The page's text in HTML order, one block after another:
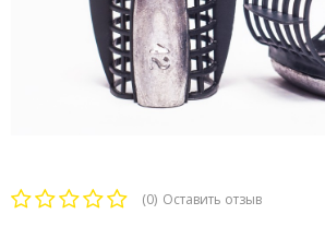
(0) Оставить отзыв